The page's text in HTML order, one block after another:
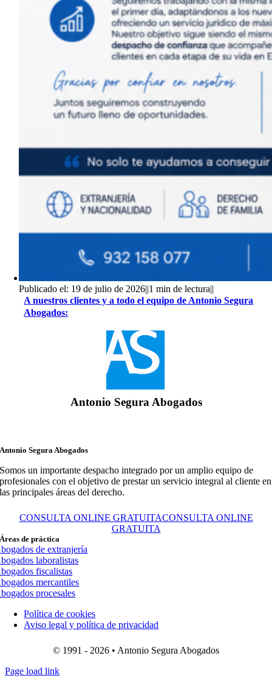
Publicado el: 19 de julio de 2026||1 min de lectura||
A nuestros clientes y a todo el equipo de Antonio Segura
Abogados:
Antonio Segura Abogados
Antonio Segura Abogados
Somos un importante despacho integrado por un amplio equipo de
profesionales con el objetivo de prestar un servicio integral al cliente en
las principales áreas del derecho.
CONSULTA ONLINE GRATUITACONSULTA ONLINE
GRATUITA
Áreas de práctica
de extranjería
laboralistas
fiscalistas
mercantiles
procesales
Política de cookies
Aviso legal y política de privacidad
© 1991 - 2026 • Antonio Segura Abogados
Page load link